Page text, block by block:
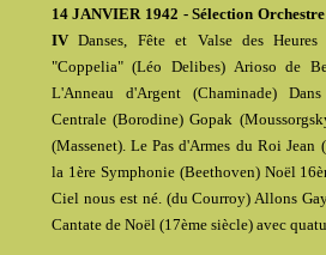
14 JANVIER 1942 - Sélection
IVDanses, Fête et Valse des
"Coppelia" (Léo Delibes) Arioso de
L'Anneau d'Argent (Chaminade)
Centrale (Borodine) Gopak
(Massenet). Le Pas d'Armes du Roi Jean
la 1ère Symphonie (Beethoven) Noël
Ciel nous est né. (du Courroy) Allons
Cantate de Noël (17ème siècle) avec